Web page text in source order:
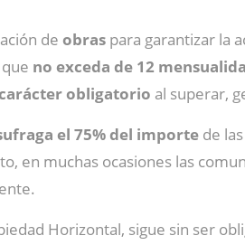
de obras para garantizar la
no exceda de 12
obligatorio al superar,
el 75% del importe de
en muchas ocasiones las
Horizontal, sigue sin ser